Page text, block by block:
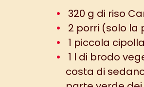
320 g di riso
2 porri (solo la
1 piccola
1 l di brodo
costa di